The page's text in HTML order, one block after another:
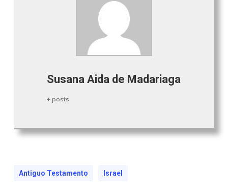
Susana Aida de Madariaga
+ posts
Antiguo Testamento Israel